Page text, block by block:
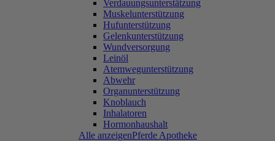
Verdauungsunterstätzung
Muskelunterstützung
Hufunterstützung
Gelenkunterstützung
Wundversorgung
Leinöl
Atemwegunterstützung
Abwehr
Organunterstützung
Knoblauch
Inhalatoren
Hormonhaushalt
Alle anzeigenPferde Apotheke